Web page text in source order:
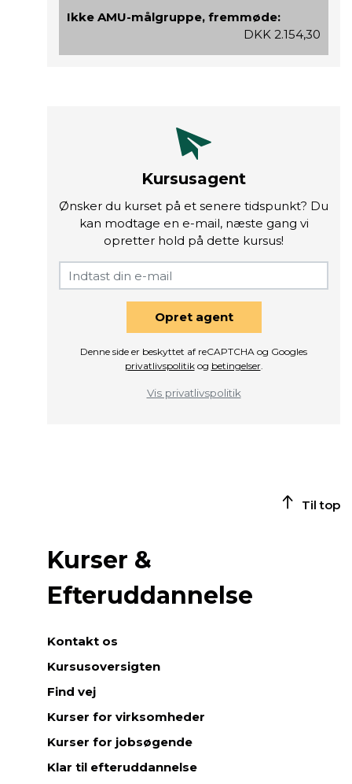
Ikke AMU-målgruppe, fremmøde:
DKK 2.154,30
Kursusagent
Ønsker du kurset på et senere tidspunkt? Du
kan modtage en e-mail, næste gang vi
opretter hold på dette kursus!
Opret agent
Denne side er beskyttet af reCAPTCHA og Googles
privatlivspolitikog betingelser.
Vis privatlivspolitik
Til top
Kurser &
Efteruddannelse
Kontakt os
Kursusoversigten
Find vej
Kurser for virksomheder
Kurser for jobsøgende
Klar til efteruddannelse